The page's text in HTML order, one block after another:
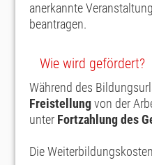
anerkannte
beantragen.
Wie wird gefördert?
Während des
Freistellungvon der
unter Fortzahlung des
Die